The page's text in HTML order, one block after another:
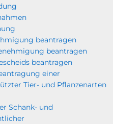
beantragen
beantragen
beantragen
einer
Tier- und Pflanzenarten
Schank- und